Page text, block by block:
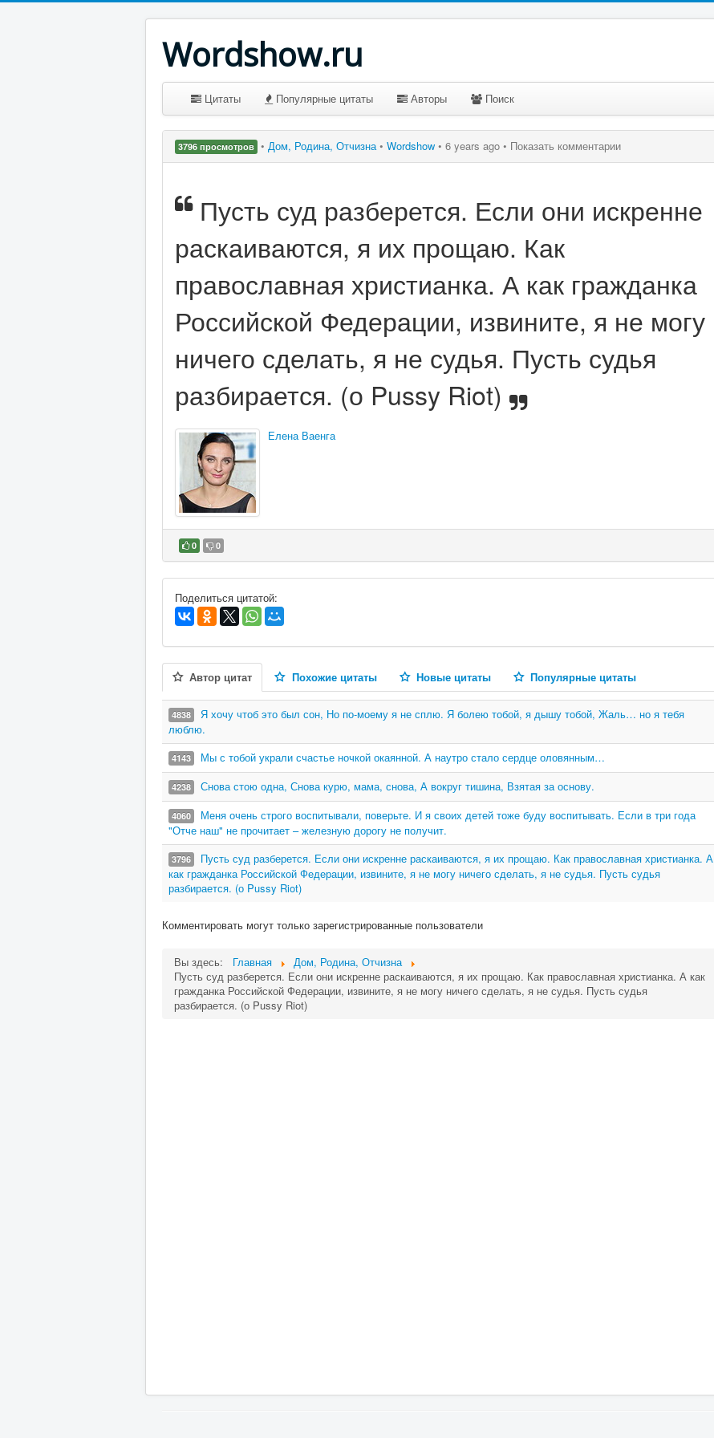
Wordshow.ru
Цитаты Популярные цитаты Авторы Поиск
3796 просмотров • Дом, Родина, Отчизна• Wordshow • 6 years ago • Показать комментарии
Пусть суд разберется. Если они искренне
раскаиваются, я их прощаю. Как
православная христианка. А как гражданка
Российской Федерации, извините, я не могу
ничего сделать, я не судья. Пусть судья
разбирается. (о Pussy Riot)
Елена Ваенга
0 0
В избранное
Поделиться цитатой:
Автор цитат Похожие цитаты Новые цитаты Популярные цитаты
4838
Я хочу чтоб это был сон, Но по-моему я не сплю. Я болею тобой, я дышу тобой, Жаль… но я тебя
люблю.
4143 Мы с тобой украли счастье ночкой окаянной. А наутро стало сердце оловянным…
4238 Снова стою одна, Снова курю, мама, снова, А вокруг тишина, Взятая за основу.
4060
Меня очень строго воспитывали, поверьте. И я своих детей тоже буду воспитывать. Если в три года
"Отче наш" не прочитает – железную дорогу не получит.
3796
Пусть суд разберется. Если они искренне раскаиваются, я их прощаю. Как православная христианка. А
как гражданка Российской Федерации, извините, я не могу ничего сделать, я не судья. Пусть судья
разбирается. (о Pussy Riot)
Комментировать могут только зарегистрированные пользователи
Вы здесь: Главная
Дом, Родина, Отчизна
Пусть суд разберется. Если они искренне раскаиваются, я их прощаю. Как православная христианка. А как
гражданка Российской Федерации, извините, я не могу ничего сделать, я не судья. Пусть судья
разбирается. (о Pussy Riot)